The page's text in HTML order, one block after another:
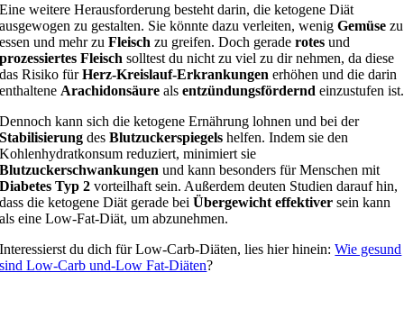
Eine weitere Herausforderung besteht darin, die ketogene Diät
ausgewogen zu gestalten. Sie könnte dazu verleiten, wenigGemüse zu
essen und mehr zuFleisch zu greifen. Doch geraderotes und
prozessiertes Fleisch solltest du nicht zu viel zu dir nehmen, da diese
das Risiko fürHerz-Kreislauf-Erkrankungen erhöhen und die darin
enthaltene Arachidonsäure alsentzündungsfördernd einzustufen ist.
Dennoch kann sich die ketogene Ernährung lohnen und bei der
Stabilisierung desBlutzuckerspiegels helfen. Indem sie den
Kohlenhydratkonsum reduziert, minimiert sie
Blutzuckerschwankungen und kann besonders für Menschen mit
Diabetes Typ 2 vorteilhaft sein. Außerdem deuten Studien darauf hin,
dass die ketogene Diät gerade beiÜbergewicht effektiver sein kann
als eine Low-Fat-Diät, um abzunehmen.
Interessierst du dich für Low-Carb-Diäten, lies hier hinein:Wie gesund
sind Low-Carb und-Low Fat-Diäten?